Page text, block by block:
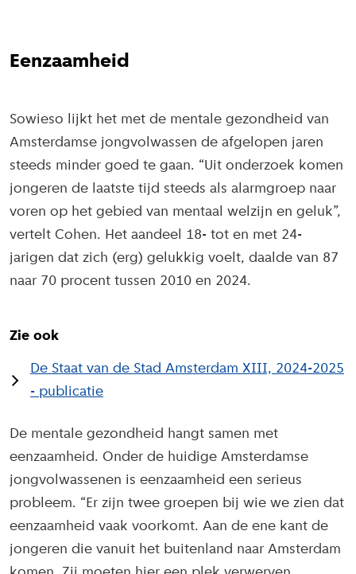
Eenzaamheid
Sowieso lijkt het met de mentale gezondheid van
Amsterdamse jongvolwassen de afgelopen jaren
steeds minder goed te gaan. “Uit onderzoek komen
jongeren de laatste tijd steeds als alarmgroep naar
voren op het gebied van mentaal welzijn en geluk”,
vertelt Cohen. Het aandeel 18- tot en met 24-
jarigen dat zich (erg) gelukkig voelt, daalde van 87
naar 70 procent tussen 2010 en 2024.
Zie ook
De Staat van de Stad Amsterdam XIII, 2024-2025
- publicatie
De mentale gezondheid hangt samen met
eenzaamheid. Onder de huidige Amsterdamse
jongvolwassenen is eenzaamheid een serieus
probleem. “Er zijn twee groepen bij wie we zien dat
eenzaamheid vaak voorkomt. Aan de ene kant de
jongeren die vanuit het buitenland naar Amsterdam